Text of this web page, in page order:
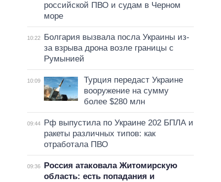
российской ПВО и судам в Черном
море
10:22
Болгария вызвала посла Украины из-
за взрыва дрона возле границы с
Румынией
10:09
Турция передаст Украине
вооружение на сумму
более $280 млн
09:44
Рф выпустила по Украине 202 БПЛА и
ракеты различных типов: как
отработала ПВО
09:36
Россия атаковала Житомирскую
область: есть попадания и